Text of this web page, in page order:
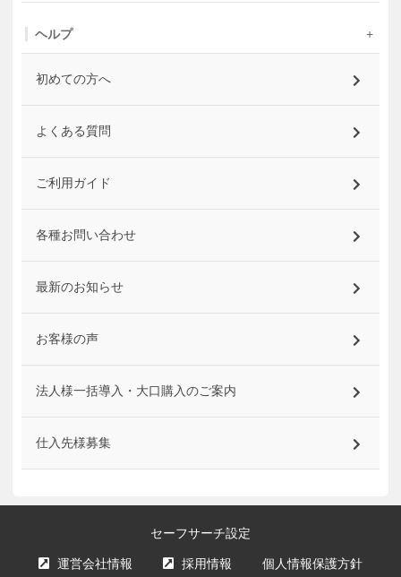
ヘルプ
初めての方へ
よくある質問
ご利用ガイド
各種お問い合わせ
最新のお知らせ
お客様の声
法人様一括導入・大口購入のご案内
仕入先様募集
セーフサーチ設定
運営会社情報 採用情報 個人情報保護方針